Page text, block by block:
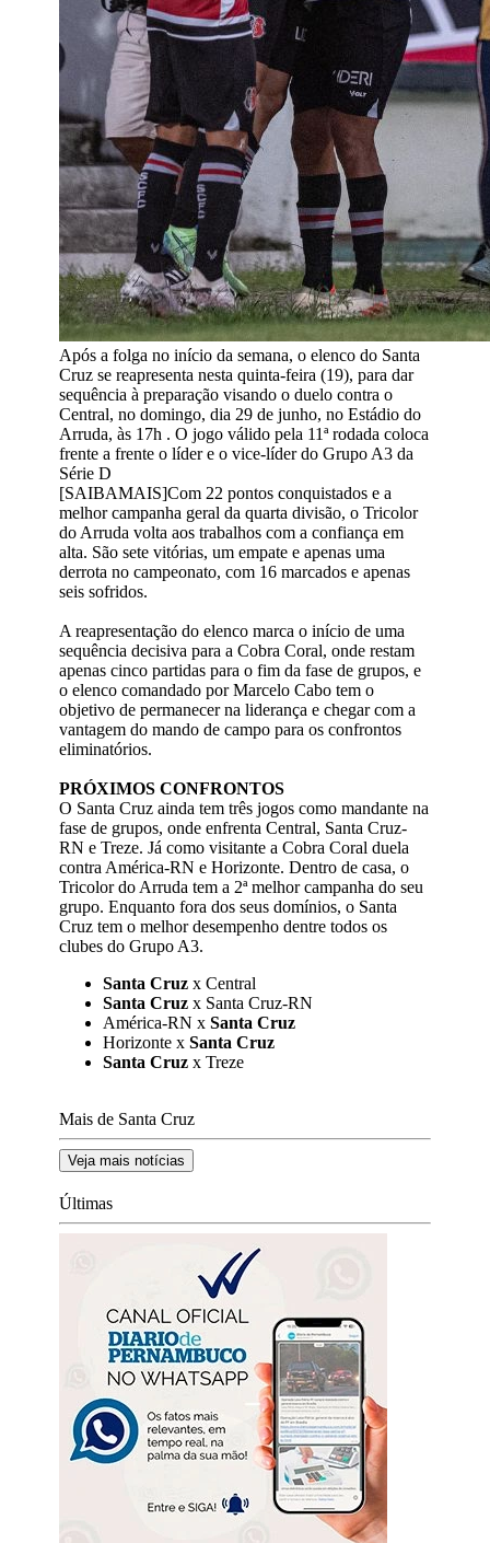
Após a folga no início da semana, o elenco do Santa
Cruz se reapresenta nesta quinta-feira (19), para dar
sequência à preparação visando o duelo contra o
Central, no domingo, dia 29 de junho, no Estádio do
Arruda, às 17h . O jogo válido pela 11ª rodada coloca
frente a frente o líder e o vice-líder do Grupo A3 da
Série D
[SAIBAMAIS]Com 22 pontos conquistados e a
melhor campanha geral da quarta divisão, o Tricolor
do Arruda volta aos trabalhos com a confiança em
alta. São sete vitórias, um empate e apenas uma
derrota no campeonato, com 16 marcados e apenas
seis sofridos.
A reapresentação do elenco marca o início de uma
sequência decisiva para a Cobra Coral, onde restam
apenas cinco partidas para o fim da fase de grupos, e
o elenco comandado por Marcelo Cabo tem o
objetivo de permanecer na liderança e chegar com a
vantagem do mando de campo para os confrontos
eliminatórios.
PRÓXIMOS CONFRONTOS
O Santa Cruz ainda tem três jogos como mandante na
fase de grupos, onde enfrenta Central, Santa Cruz-
RN e Treze. Já como visitante a Cobra Coral duela
contra América-RN e Horizonte. Dentro de casa, o
Tricolor do Arruda tem a 2ª melhor campanha do seu
grupo. Enquanto fora dos seus domínios, o Santa
Cruz tem o melhor desempenho dentre todos os
clubes do Grupo A3.
Santa Cruz x Central
Santa Cruz x Santa Cruz-RN
América-RN x Santa Cruz
Horizonte x Santa Cruz
Santa Cruz x Treze
Mais de Santa Cruz
Veja mais notícias
Últimas